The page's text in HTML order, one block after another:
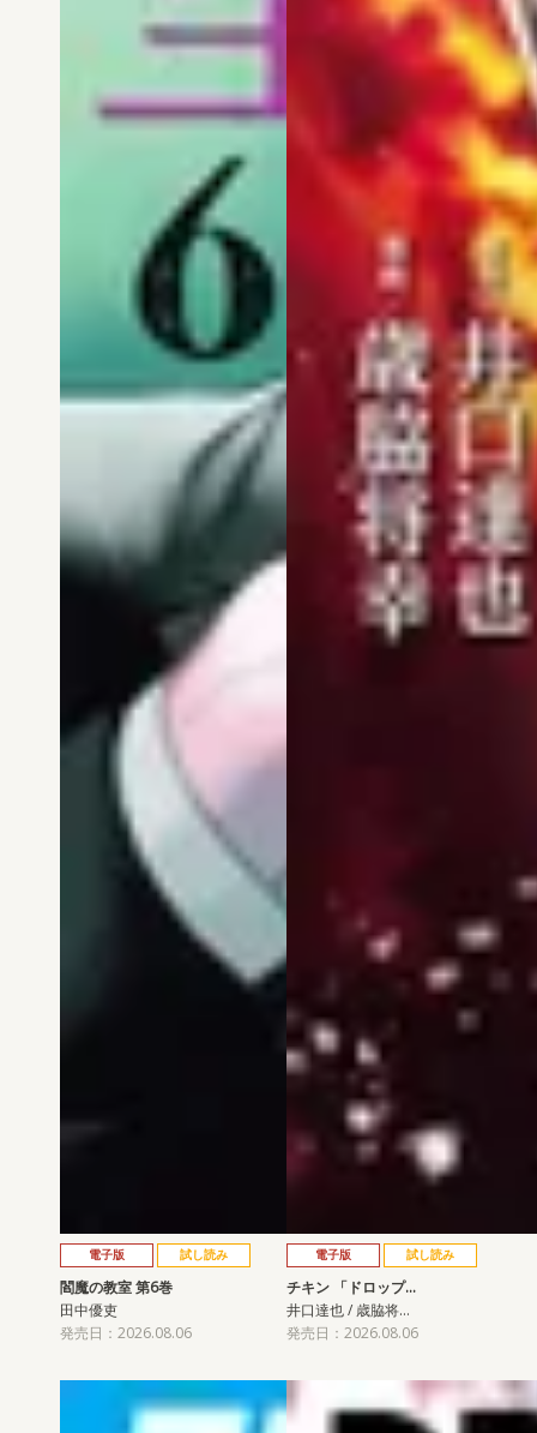
電子版 試し読み
閻魔の教室 第6巻
田中優吏
発売日：2026.08.06
電子版 試し読み
チキン 「ドロップ…
井口達也 / 歳脇将…
発売日：2026.08.06